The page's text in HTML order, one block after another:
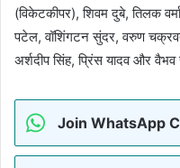
(विकेटकीपर), शिवम दुबे, तिलक
पटेल, वॉशिंगटन सुंदर, वरुण
अर्शदीप सिंह, प्रिंस यादव और वैभव
Join WhatsApp